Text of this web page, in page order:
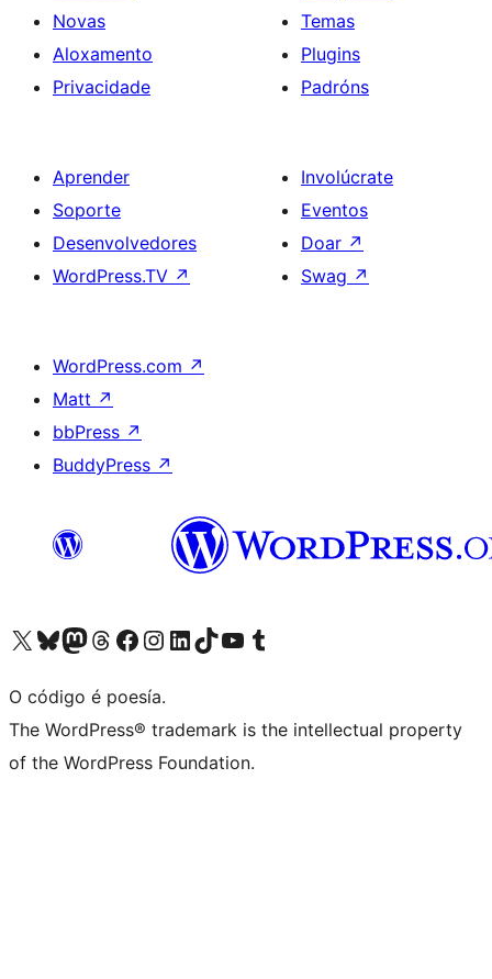
Novas
Aloxamento
Privacidade
Temas
Plugins
Padróns
Aprender
Soporte
Desenvolvedores
WordPress.TV ↗
Involúcrate
Eventos
Doar ↗
Swag ↗
WordPress.com ↗
Matt ↗
bbPress ↗
BuddyPress ↗
Visita la cuenta de X (anteriormente Twitter)
Visita a nosa conta de Bluesky
Visita a nosa conta de Mastodon
Visita a nosa conta de Threads
Visita a nosa páxina de Facebook
Visita a nosa conta de Instagram
Visita a nosa conta de LinkedIn
Visita a nosa conta de TikTok
Visita a nosa canle de YouTube
Visita a nosa conta de Tumblr
O código é poesía.
The WordPress® trademark is the intellectual property
of the WordPress Foundation.